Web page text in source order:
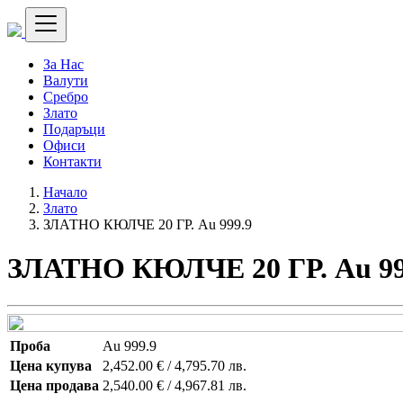
За Нас
Валути
Сребро
Злато
Подаръци
Офиси
Контакти
Начало
Злато
ЗЛАТНО КЮЛЧЕ 20 ГР. Au 999.9
ЗЛАТНО КЮЛЧЕ 20 ГР. Au
Проба
Au 999.9
Цена купува
2,452.00 € / 4,795.70 лв.
Цена продава 2,540.00 € / 4,967.81 лв.